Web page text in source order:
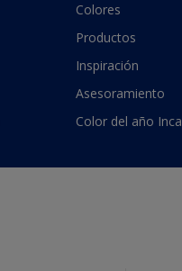
Colores
Productos
Inspiración
Asesoramiento
Color del año Inca